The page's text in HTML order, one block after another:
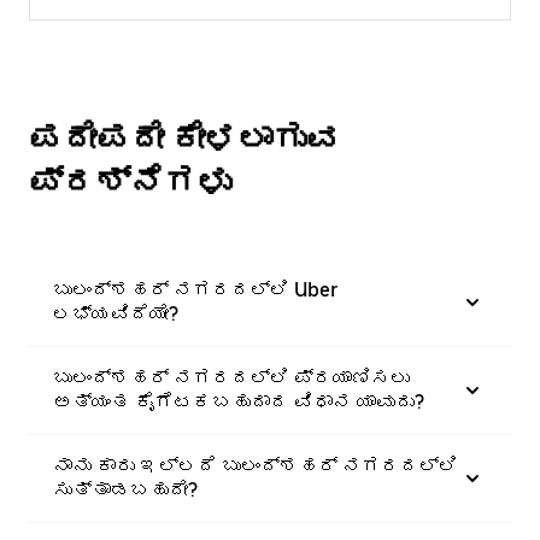
ಪದೇಪದೇ ಕೇಳಲಾಗುವ
ಪ್ರಶ್ನೆಗಳು
ಬುಲಂದ್‌ಶಹರ್ ನಗರದಲ್ಲಿ Uber
ಲಭ್ಯವಿದೆಯೇ?
ಬುಲಂದ್‌ಶಹರ್ ನಗರದಲ್ಲಿ ಪ್ರಯಾಣಿಸಲು
ಅತ್ಯಂತ ಕೈಗೆಟಕಬಹುದಾದ ವಿಧಾನ ಯಾವುದು?
ನಾನು ಕಾರು ಇಲ್ಲದೆ ಬುಲಂದ್‌ಶಹರ್ ನಗರದಲ್ಲಿ
ಸುತ್ತಾಡಬಹುದೇ?